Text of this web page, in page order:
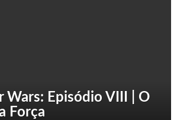
Wars: Episódio VIII | O
Força